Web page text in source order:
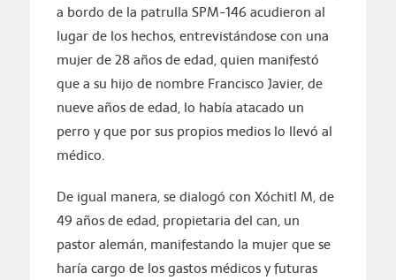
a bordo de la patrulla SPM-146 acudieron al
lugar de los hechos, entrevistándose con una
mujer de 28 años de edad, quien manifestó
que a su hijo de nombre Francisco Javier, de
nueve años de edad, lo había atacado un
perro y que por sus propios medios lo llevó al
médico.
De igual manera, se dialogó con Xóchitl M, de
49 años de edad, propietaria del can, un
pastor alemán, manifestando la mujer que se
haría cargo de los gastos médicos y futuras